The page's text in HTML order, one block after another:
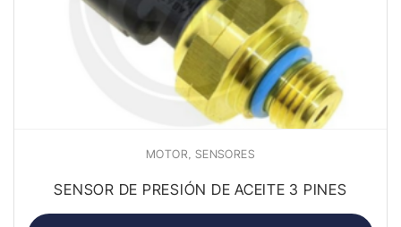
MOTOR, SENSORES
SENSOR DE PRESIÓN DE ACEITE 3 PINES